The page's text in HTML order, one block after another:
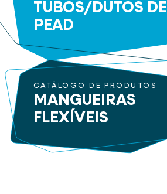
TUBOS/DUTOS DE
PEAD
CATÁLOGO DE PRODUTOS
MANGUEIRAS
FLEXÍVEIS